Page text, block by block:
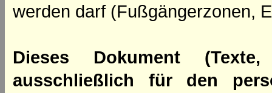
werden darf (Fußgängerzonen,
Dieses Dokument
ausschließlich für den